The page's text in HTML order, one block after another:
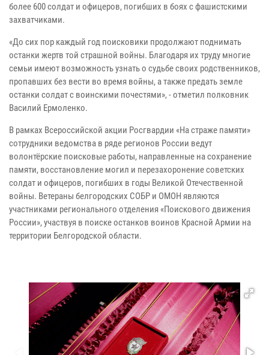
более 600 солдат и офицеров, погибших в боях с фашистскими
захватчиками.
«До сих пор каждый год поисковики продолжают поднимать
останки жертв той страшной войны. Благодаря их труду многие
семьи имеют возможность узнать о судьбе своих родственников,
пропавших без вести во время войны, а также предать земле
останки солдат с воинскими почестями», - отметил полковник
Василий Ермоленко.
В рамках Всероссийской акции Росгвардии «На страже памяти»
сотрудники ведомства в ряде регионов России ведут
волонтёрские поисковые работы, направленные на сохранение
памяти, восстановление могил и перезахоронение советских
солдат и офицеров, погибших в годы Великой Отечественной
войны. Ветераны белгородских СОБР и ОМОН являются
участниками регионального отделения «Поискового движения
России», участвуя в поиске останков воинов Красной Армии на
территории Белгородской области.